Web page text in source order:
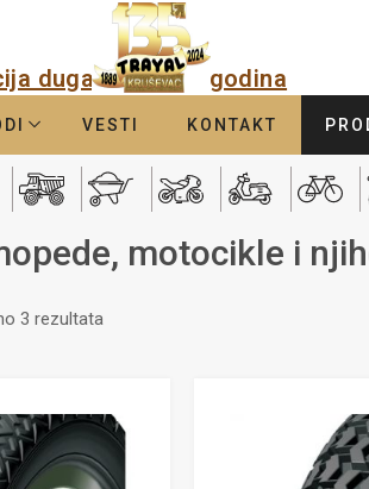
duga godina
VESTI KONTAKT
motocikle i
3 rezultata